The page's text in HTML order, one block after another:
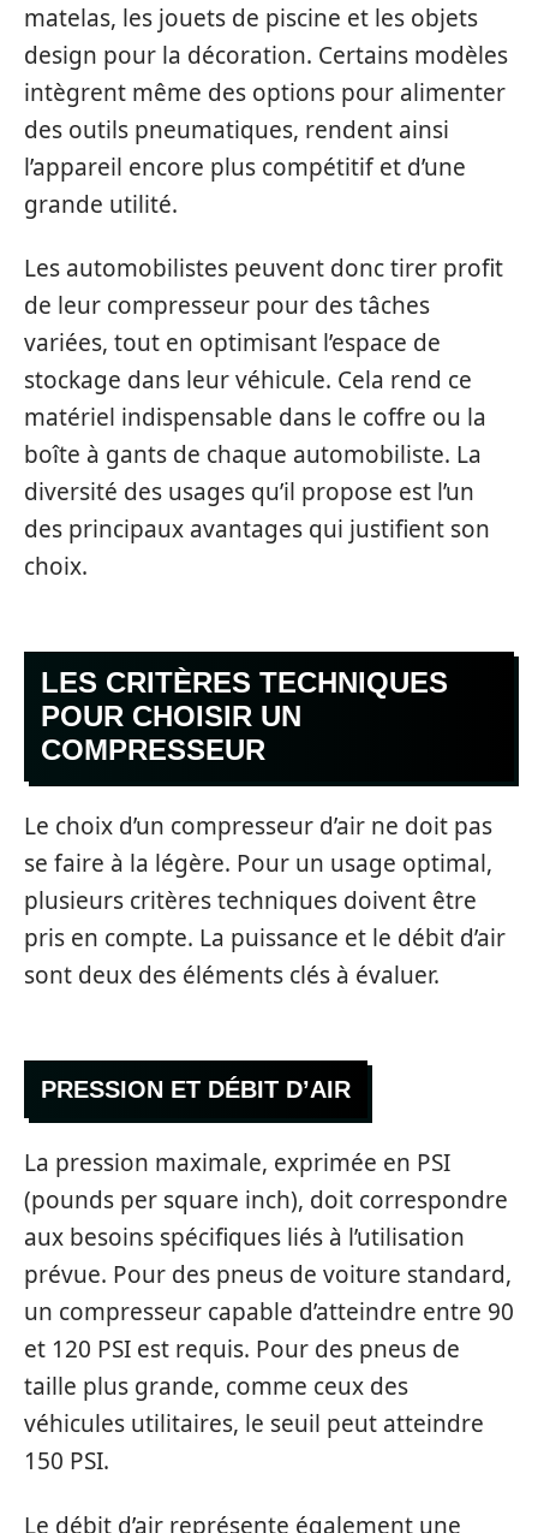
matelas, les jouets de piscine et les objets
design pour la décoration. Certains modèles
intègrent même des options pour alimenter
des outils pneumatiques, rendent ainsi
l’appareil encore plus compétitif et d’une
grande utilité.
Les automobilistes peuvent donc tirer profit
de leur compresseur pour des tâches
variées, tout en optimisant l’espace de
stockage dans leur véhicule. Cela rend ce
matériel indispensable dans le coffre ou la
boîte à gants de chaque automobiliste. La
diversité des usages qu’il propose est l’un
des principaux avantages qui justifient son
choix.
LES CRITÈRES TECHNIQUES
POUR CHOISIR UN
COMPRESSEUR
Le choix d’un compresseur d’air ne doit pas
se faire à la légère. Pour un usage optimal,
plusieurs critères techniques doivent être
pris en compte. La puissance et le débit d’air
sont deux des éléments clés à évaluer.
PRESSION ET DÉBIT D’AIR
La pression maximale, exprimée en PSI
(pounds per square inch), doit correspondre
aux besoins spécifiques liés à l’utilisation
prévue. Pour des pneus de voiture standard,
un compresseur capable d’atteindre entre 90
et 120 PSI est requis. Pour des pneus de
taille plus grande, comme ceux des
véhicules utilitaires, le seuil peut atteindre
150 PSI.
Le débit d’air représente également une